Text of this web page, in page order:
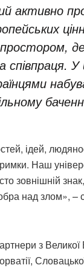
активно
співпраця.
ідей,
Наш
зовнішній
над злом»,
з Великої